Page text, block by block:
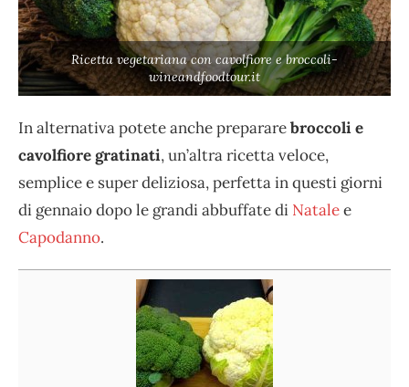
Ricetta vegetariana con cavolfiore e broccoli-
wineandfoodtour.it
In alternativa potete anche prepararebroccoli e
cavolfiore gratinati, un’altra ricetta veloce,
semplice e super deliziosa, perfetta in questi giorni
di gennaio dopo le grandi abbuffate di Natalee
Capodanno.